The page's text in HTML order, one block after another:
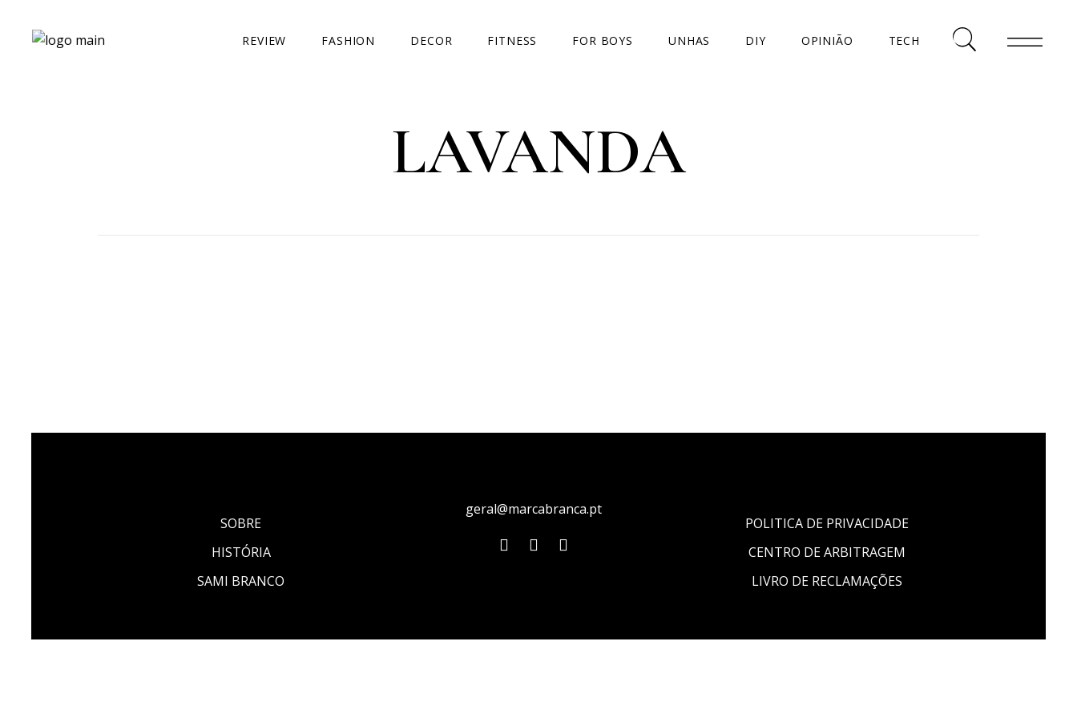
REVIEW FASHION
COMPRAS E SALDOS
DECOR
OUTSIDE
TENDÊNCIAS
FITNESS
DESAFIO PERDA DE PESO
FITNESS FASHION
FOR BOYS UNHAS
I WANT
REVIEW
DIY OPINIÃO TECH
LAVANDA
SOBRE
HISTÓRIA
SAMI BRANCO
geral@marcabranca.pt
POLITICA DE PRIVACIDADE
CENTRO DE ARBITRAGEM
LIVRO DE RECLAMAÇÕES